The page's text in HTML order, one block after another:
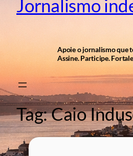
Jornalismo
Apoie o jornalismo que
Assine. Participe.
Tag:Caio